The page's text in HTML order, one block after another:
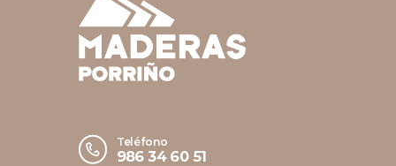
Teléfono
986 34 60 51